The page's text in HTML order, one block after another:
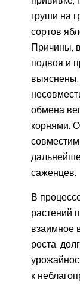
груши на
сортов
Причины,
подвоя и
выяснены.
обмена
корнями.
саженцев.
В
растений
взаимное
рос­та,
к